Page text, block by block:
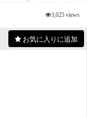
3,025 views
お気に入りに追加